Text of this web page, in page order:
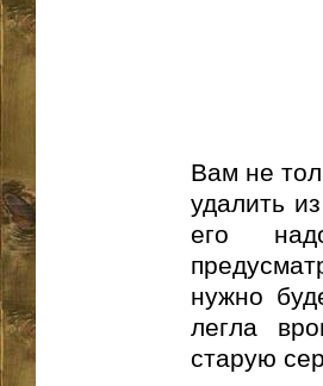
Вам не
удалить
его
нужно
легла
старую